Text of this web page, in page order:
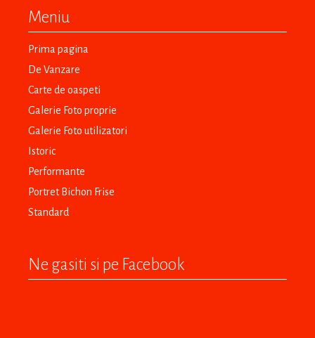
Meniu
Prima pagina
De Vanzare
Carte de oaspeti
Galerie Foto proprie
Galerie Foto utilizatori
Istoric
Performante
Portret Bichon Frise
Standard
Ne gasiti si pe Facebook